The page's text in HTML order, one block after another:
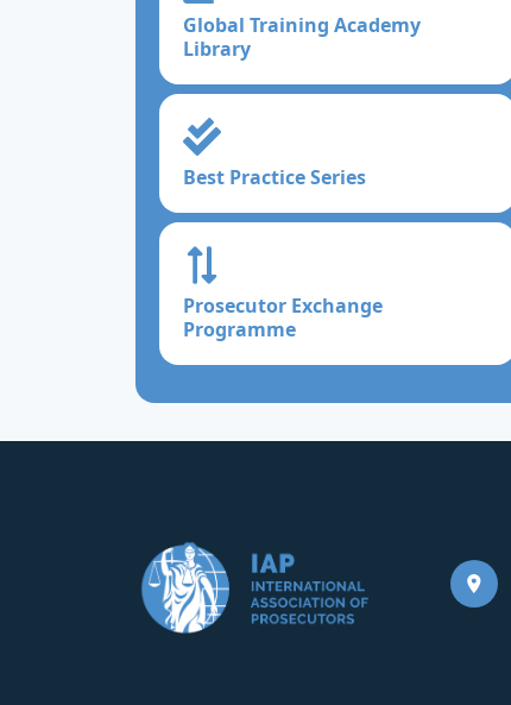
Global Training Academy
Library
Best Practice Series
Prosecutor Exchange
Programme